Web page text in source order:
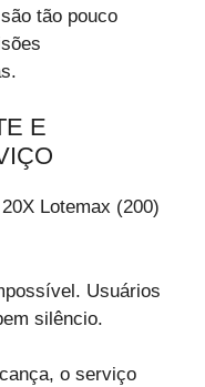
são tão pouco
E
Lotemax (200)
Usuários
silêncio.
o serviço